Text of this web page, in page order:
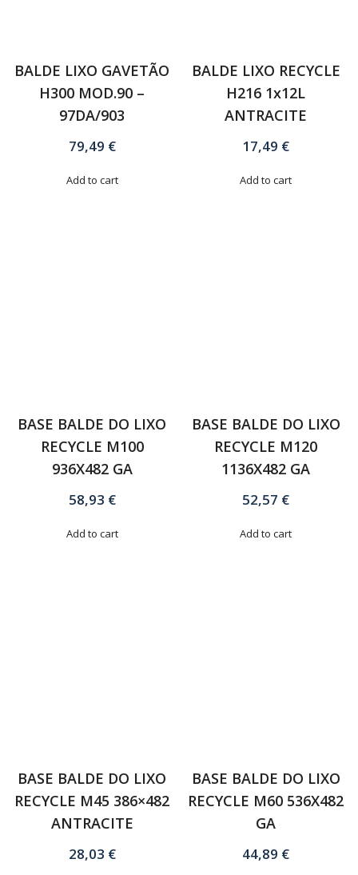
BALDE LIXO GAVETÃO
H300 MOD.90 –
97DA/903
79,49 €
Add to cart
BALDE LIXO RECYCLE
H216 1x12L
ANTRACITE
17,49 €
Add to cart
BASE BALDE DO LIXO
RECYCLE M100
936X482 GA
58,93 €
Add to cart
BASE BALDE DO LIXO
RECYCLE M120
1136X482 GA
52,57 €
Add to cart
BASE BALDE DO LIXO
RECYCLE M45 386×482
ANTRACITE
28,03 €
BASE BALDE DO LIXO
RECYCLE M60 536X482
GA
44,89 €